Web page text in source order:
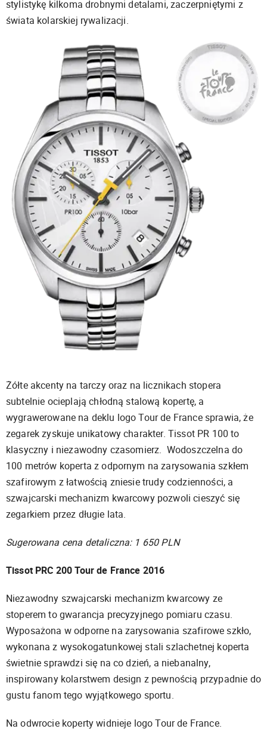
stylistykę kilkoma drobnymi detalami, zaczerpniętymi z
świata kolarskiej rywalizacji.
Żółte akcenty na tarczy oraz na licznikach stopera
subtelnie ocieplają chłodną stalową kopertę, a
wygrawerowane na deklu logo Tour de France sprawia, że
zegarek zyskuje unikatowy charakter. Tissot PR 100 to
klasyczny i niezawodny czasomierz. Wodoszczelna do
100 metrów koperta z odpornym na zarysowania szkłem
szafirowym z łatwością zniesie trudy codzienności, a
szwajcarski mechanizm kwarcowy pozwoli cieszyć się
zegarkiem przez długie lata.
Sugerowana cena detaliczna: 1 650 PLN
Tissot PRC 200 Tour de France 2016
Niezawodny szwajcarski mechanizm kwarcowy ze
stoperem to gwarancja precyzyjnego pomiaru czasu.
Wyposażona w odporne na zarysowania szafirowe szkło,
wykonana z wysokogatunkowej stali szlachetnej koperta
świetnie sprawdzi się na co dzień, a niebanalny,
inspirowany kolarstwem design z pewnością przypadnie do
gustu fanom tego wyjątkowego sportu.
Na odwrocie koperty widnieje logo Tour de France.